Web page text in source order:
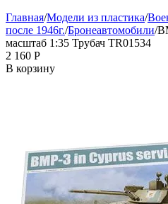
Главная/Модели из пластика/
после 1946г./Бронеавтомобили/
масштаб 1:35 Трубач TR01534
2 160 Р
В корзину